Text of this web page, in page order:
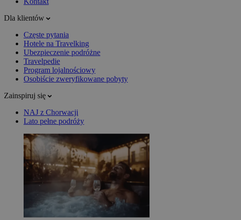
Dla klientów
Częste pytania
Hotele na Travelking
Ubezpieczenie podróżne
Travelpedie
Program lojalnościowy
Osobiście zweryfikowane pobyty
Zainspiruj się
NAJ z Chorwacji
Lato pełne podróży